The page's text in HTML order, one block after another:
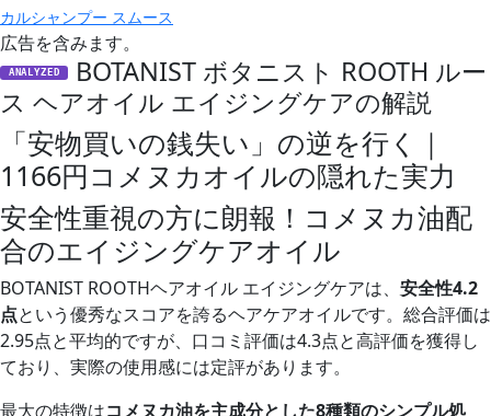
カルシャンプー スムース
広告を含みます。
ANALYZED
BOTANIST ボタニスト ROOTH ルー
ス ヘアオイル エイジングケアの解説
「安物買いの銭失い」の逆を行く｜
1166円コメヌカオイルの隠れた実力
安全性重視の方に朗報！コメヌカ油配
合のエイジングケアオイル
BOTANIST ROOTHヘアオイル エイジングケアは、 安全性4.2
点という優秀なスコアを誇るヘアケアオイルです。総合評価は
2.95点と平均的ですが、口コミ評価は4.3点と高評価を獲得し
ており、実際の使用感には定評があります。
最大の特徴はコメヌカ油を主成分とした8種類のシンプル処